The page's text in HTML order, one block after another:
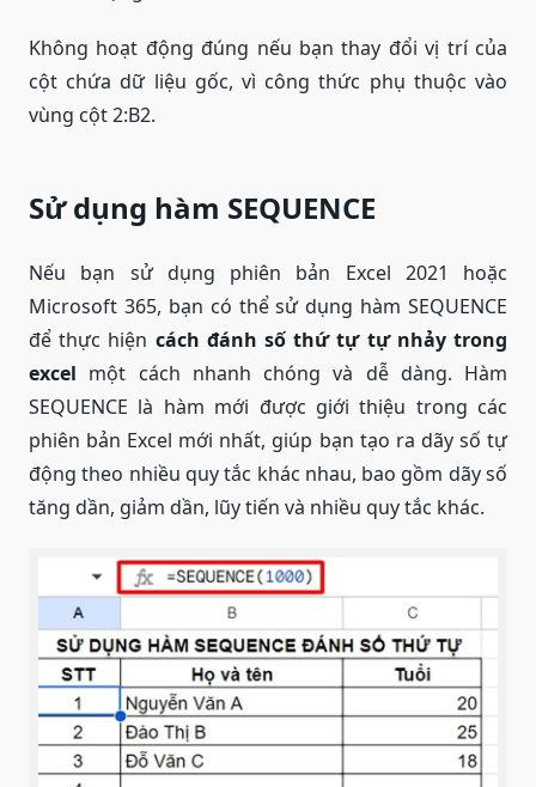
Không hoạt động đúng nếu bạn thay đổi vị trí của
cột chứa dữ liệu gốc, vì công thức phụ thuộc vào
vùng cột 2:B2.
Sử dụng hàm SEQUENCE
Nếu bạn sử dụng phiên bản Excel 2021 hoặc
Microsoft 365, bạn có thể sử dụng hàm SEQUENCE
để thực hiện cách đánh số thứ tự tự nhảy trong
excel một cách nhanh chóng và dễ dàng. Hàm
SEQUENCE là hàm mới được giới thiệu trong các
phiên bản Excel mới nhất, giúp bạn tạo ra dãy số tự
động theo nhiều quy tắc khác nhau, bao gồm dãy số
tăng dần, giảm dần, lũy tiến và nhiều quy tắc khác.